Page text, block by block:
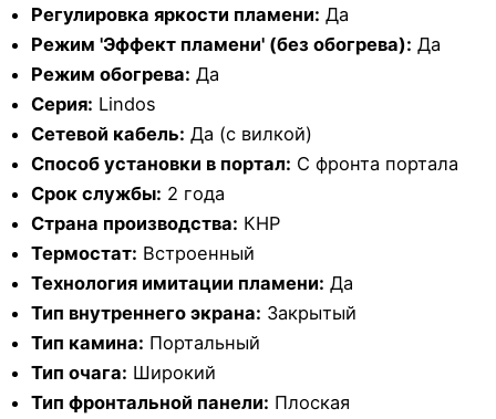
Регулировка яркости пламени: Да
Режим 'Эффект пламени' (без обогрева): Да
Режим обогрева: Да
Серия: Lindos
Сетевой кабель: Да (с вилкой)
Способ установки в портал: С фронта портала
Срок службы: 2 года
Страна производства: КНР
Термостат: Встроенный
Технология имитации пламени: Да
Тип внутреннего экрана: Закрытый
Тип камина: Портальный
Тип очага: Широкий
Тип фронтальной панели: Плоская